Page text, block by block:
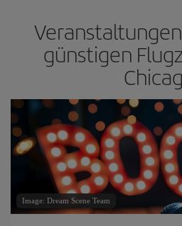
günstigen
Image: Dream Scene Team